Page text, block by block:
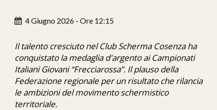
Sanità
Economia
Ita-Mondo
C7 Play
4 Giugno 2026 - Ore 12:15
Il talento cresciuto nel Club Scherma Cosenza ha
conquistato la medaglia d'argento ai Campionati
Italiani Giovani “Frecciarossa”. Il plauso della
Federazione regionale per un risultato che rilancia
le ambizioni del movimento schermistico
territoriale.